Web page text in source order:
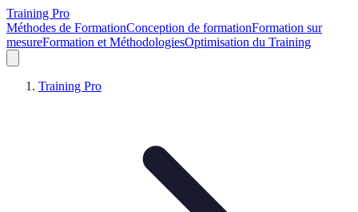
Training Pro
Méthodes de FormationConception de formationFormation sur
mesureFormation et MéthodologiesOptimisation du Training
Training Pro